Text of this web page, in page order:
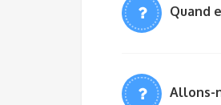
Quand
Allons-